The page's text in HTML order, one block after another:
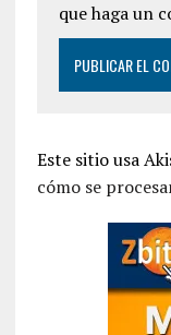
que haga un
Este sitio usa
cómo se